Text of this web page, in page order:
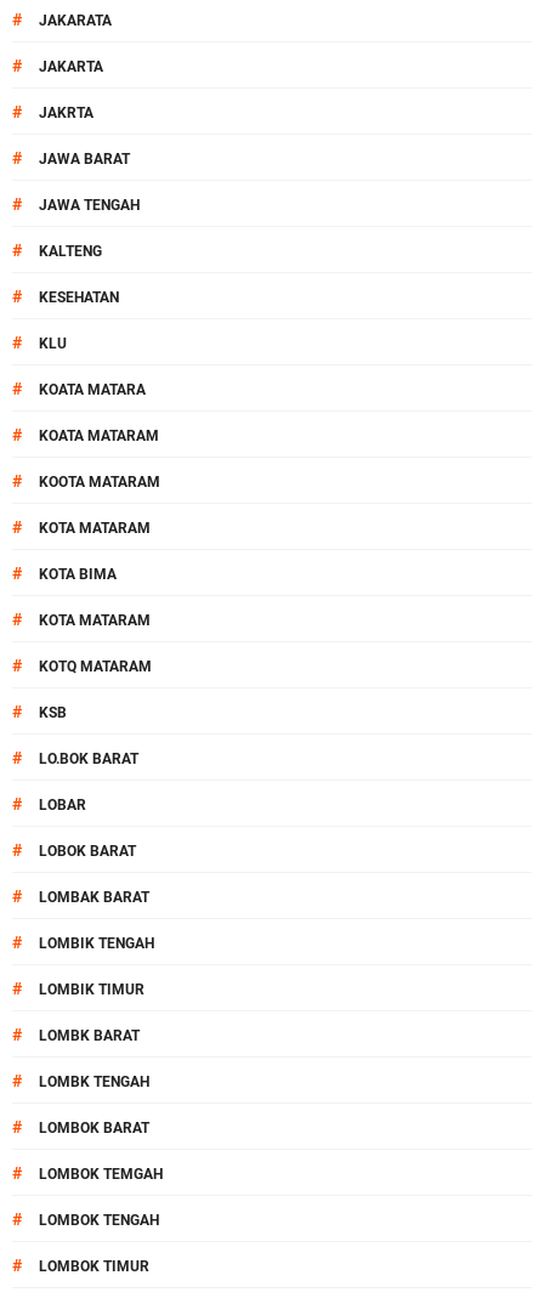
# JAKARATA
# JAKARTA
# JAKRTA
# JAWA BARAT
# JAWA TENGAH
# KALTENG
# KESEHATAN
# KLU
# KOATA MATARA
# KOATA MATARAM
# KOOTA MATARAM
# KOTA MATARAM
# KOTA BIMA
# KOTA MATARAM
# KOTQ MATARAM
# KSB
# LO.BOK BARAT
# LOBAR
# LOBOK BARAT
# LOMBAK BARAT
# LOMBIK TENGAH
# LOMBIK TIMUR
# LOMBK BARAT
# LOMBK TENGAH
# LOMBOK BARAT
# LOMBOK TEMGAH
# LOMBOK TENGAH
# LOMBOK TIMUR